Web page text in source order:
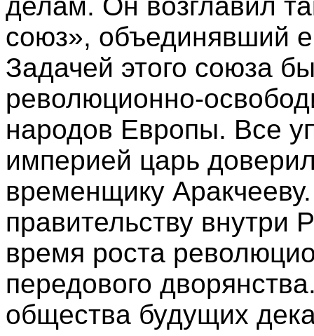
делам. Он возглавил
союз», объединявший
Задачей этого союза
революционно-
народов Европы. Все
империей царь
временщику
правительству внутри
время роста
передового
общества будущих